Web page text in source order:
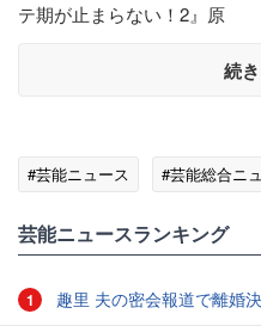
テ期が止まらない！2』原
続
#芸能ニュース #芸能総合ニ
芸能ニュースランキング
1 趣里 夫の密会報道で離婚